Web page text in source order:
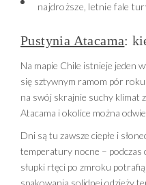
najdroższe, letnie fale
Pustynia Atacama:
Na mapie Chile istnieje jeden
się sztywnym ramom pór
na swój skrajnie suchy klimat
Atacama i okolice można
Dni są tu zawsze ciepłe i
temperatury nocne – podczas
słupki rtęci po zmroku
spakowania solidnej odzieży